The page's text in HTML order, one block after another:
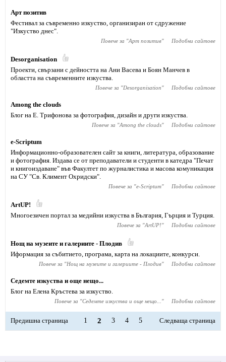
Арт позитив
Фестивал за съвременно изкуство, организиран от сдружение
"Изкуство днес".
Повече за "Арт позитив" Подобни сайтове
Desorganisation
Проекти, свързани с дейността на Ани Васева и Боян Манчев в
областта на съвременните изкуства.
Повече за "Desorganisation" Подобни сайтове
Among the clouds
Блог на Е. Трифонова за фотография, дизайн и други изкуства.
Повече за "Among the clouds" Подобни сайтове
e-Scriptum
Информационно-образователен сайт за книги, литература, образование
и фотография. Издава се от преподаватели и студенти в катедра "Печат
и книгоиздаване" във Факултет по журналистика и масова комуникация
на СУ "Св. Климент Охридски".
Повече за "e-Scriptum" Подобни сайтове
ArtUP!
Многоезичен портал за медийни изкуства в България, Гърция и Турция.
Повече за "ArtUP!" Подобни сайтове
Нощ на музеите и галериите - Плодив
Иформация за събитието, програма, карта на локациите, конкурси.
Повече за "Нощ на музеите и галериите - Плодив" Подобни сайтове
Седемте изкуства и още нещо...
Блог на Елена Кръстева за изкуство.
Повече за "Седемте изкуства и още нещо... " Подобни сайтове
Предишна страница 1 2 3 4 5 Следваща страница